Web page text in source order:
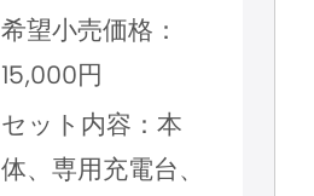
希望小売価格：
15,000円
セット内容：本
体、専用充電台、